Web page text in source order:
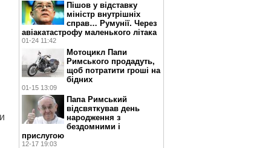
Пішов у відставку
міністр внутрішніх
справ… Румунії. Через
авіакатастрофу маленького літака
01-24 11:42
Мотоцикл Папи
Римського продадуть,
щоб потратити гроші на
бідних
01-15 13:09
Папа Римський
відсвяткував день
народження з
бездомними і
прислугою
12-17 19:03